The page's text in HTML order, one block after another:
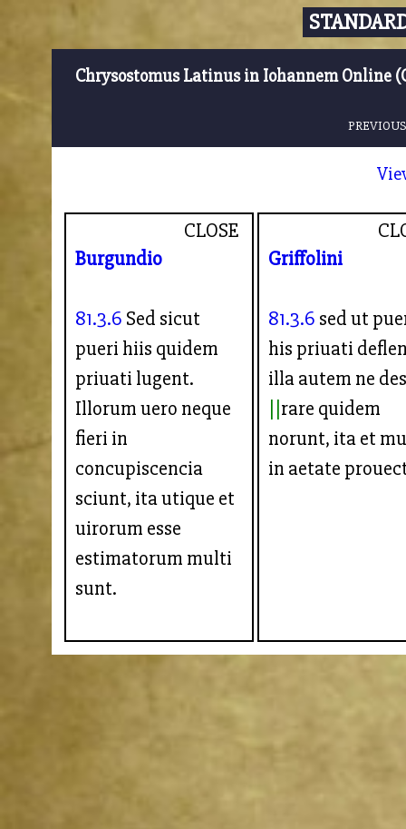
Chrysostomus Latinus in Iohannem Online
CLOSE
Burgundio
81.3.6 Sed sicut
pueri hiis quidem
priuati lugent.
Illorum uero neque
fieri in
concupiscencia
sciunt, ita utique et
uirorum esse
estimatorum multi
sunt.
Griffolini
81.3.6 sed ut
his priuati
illa autem ne
rare quidem
norunt, ita et
in aetate